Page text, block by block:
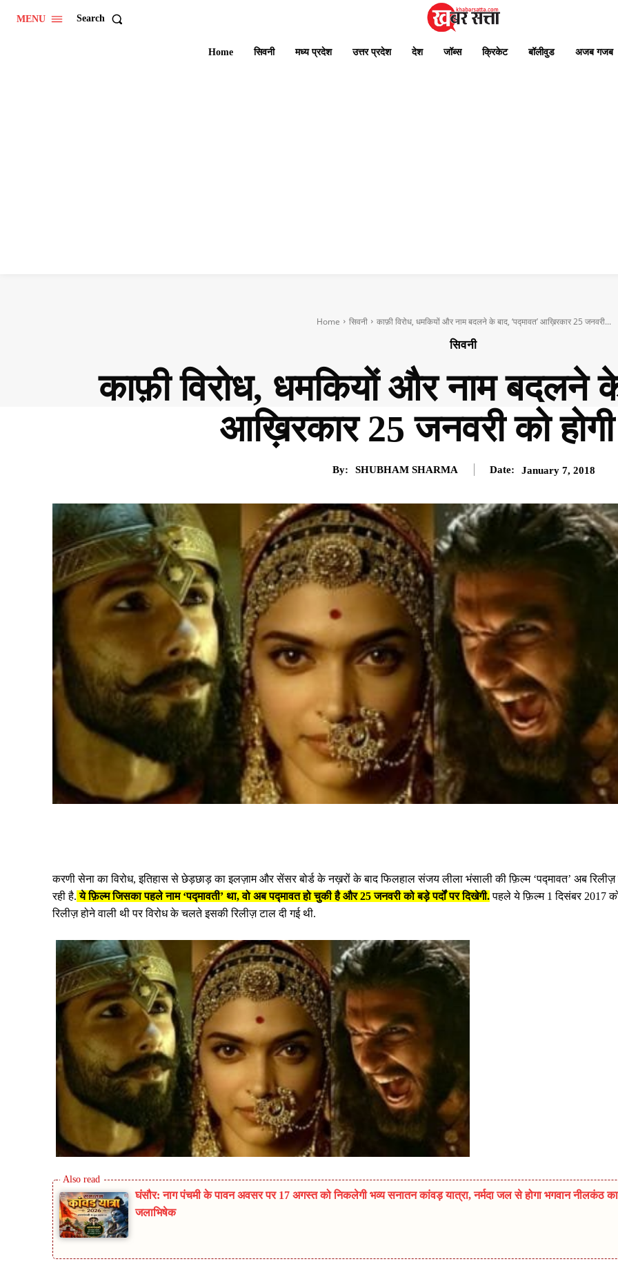
MENU Search
Home सिवनी मध्य प्रदेश उत्तर प्रदेश देश जॉब्स क्रिकेट बॉलीवुड अजब गजब
Home सिवनी काफ़ी विरोध, धमकियों और नाम बदलने के बाद, ‘पद्मावत’ आख़िरकार 25 जनवरी...
सिवनी
काफ़ी विरोध, धमकियों और नाम बदलने
आख़िरकार 25 जनवरी को
By: SHUBHAM SHARMA Date: January 7, 2018
करणी सेना का विरोध, इतिहास से छेड़छाड़ का इलज़ाम और सेंसर बोर्ड के नख़रों के बाद फिलहाल संजय लीला भंसाली की फ़िल्म ‘पद्मावत’ अब रिलीज़
रही है. ये फ़िल्म जिसका पहले नाम ‘पद्मावती’ था, वो अब पद्मावत हो चुकी है और 25 जनवरी को बड़े पर्दों पर दिखेगी. पहले ये फ़िल्म 1 दिसंबर 2017
रिलीज़ होने वाली थी पर विरोध के चलते इसकी रिलीज़ टाल दी गई थी.
घंसौर: नाग पंचमी के पावन अवसर पर 17 अगस्त को निकलेगी भव्य सनातन कांवड़ यात्रा, नर्मदा जल से होगा भगवान नीलकंठ का
जलाभिषेक